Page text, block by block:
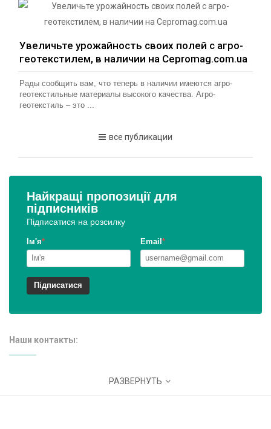
Увеличьте урожайность своих полей с агро-
геотекстилем, в наличии на Cepromag.com.ua
Рады сообщить вам, что теперь в наличии имеются агро-
геотекстильные материалы высокого качества. Агро-
геотекстиль – это ...
все публикации
Найкращі пропозиції для
підписників
Підписатися на розсилку
Ім'я* Email*
Підписатися
Наши контакты:
Украина, Вишневое, ул. Киевская 4
РАЗВЕРНУТЬ